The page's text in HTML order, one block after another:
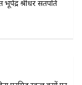
श्रीधर सतपति